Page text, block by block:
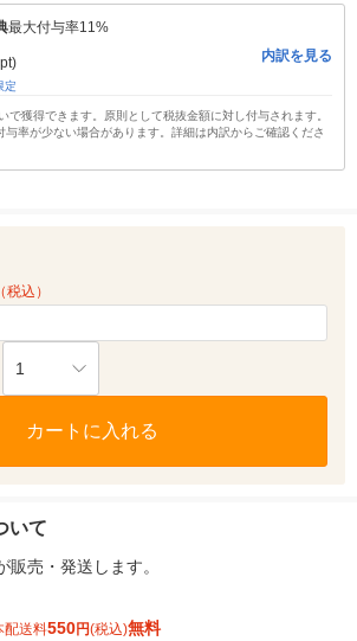
最大付与率11%
定
内訳を見る
で獲得できます。原則として税抜金額に対し付与されます。
率が少ない場合があります。詳細は内訳からご確認くださ
（税込）
1
カートに入れる
いて
販売・発送します。
配送料550円(税込)無料